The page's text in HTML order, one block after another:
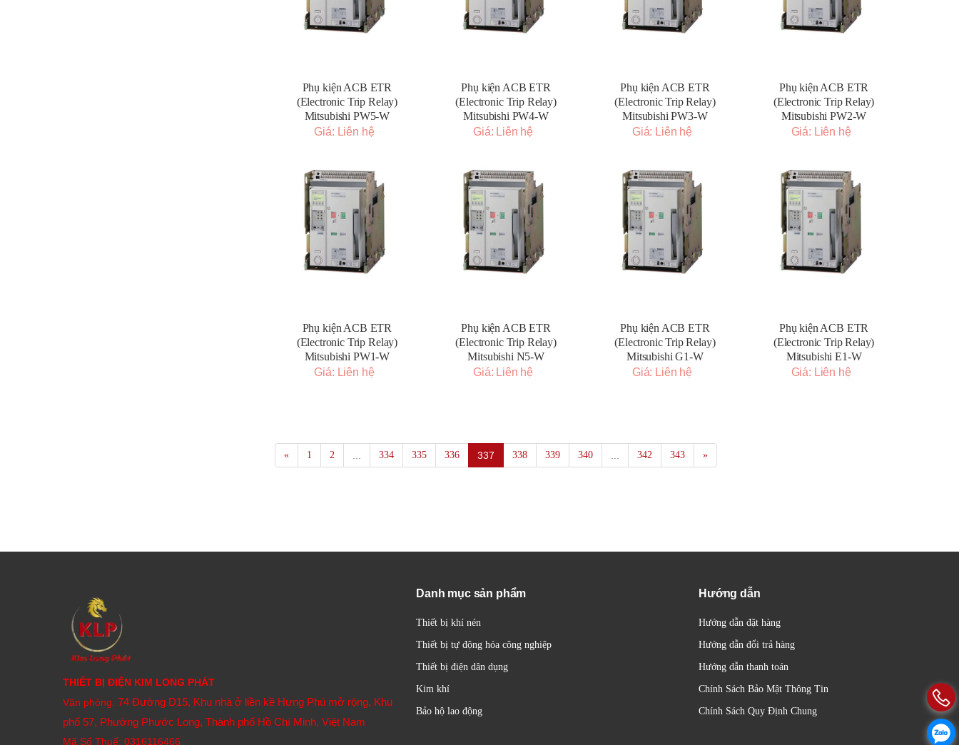
Phụ kiện ACB ETR
(Electronic Trip Relay)
Mitsubishi PW5-W
Giá: Liên hệ
Phụ kiện ACB ETR
(Electronic Trip Relay)
Mitsubishi PW4-W
Giá: Liên hệ
Phụ kiện ACB ETR
(Electronic Trip Relay)
Mitsubishi PW3-W
Giá: Liên hệ
Phụ kiện ACB ETR
(Electronic Trip Relay)
Mitsubishi PW2-W
Giá: Liên hệ
Phụ kiện ACB ETR
(Electronic Trip Relay)
Mitsubishi PW1-W
Giá: Liên hệ
Phụ kiện ACB ETR
(Electronic Trip Relay)
Mitsubishi N5-W
Giá: Liên hệ
Phụ kiện ACB ETR
(Electronic Trip Relay)
Mitsubishi G1-W
Giá: Liên hệ
Phụ kiện ACB ETR
(Electronic Trip Relay)
Mitsubishi E1-W
Giá: Liên hệ
« 1 2 334 335 336 337 338 339 340 342 343 »
THIẾT BỊ ĐIỆN KIM LONG PHÁT
Văn phòng: 74 Đường D15, Khu nhà ở liền kề Hưng Phú mở rộng, Khu
phố 57, Phường Phước Long, Thành phố Hồ Chí Minh, Việt Nam
Mã Số Thuế: 0316116466
Danh mục sản phẩm
Thiết bị khí nén
Thiết bị tự động hóa công nghiệp
Thiết bị điện dân dụng
Kim khí
Bảo hộ lao động
Hướng dẫn
Hướng dẫn đặt hàng
Hướng dẫn đổi trả hàng
Hướng dẫn thanh toán
Chính Sách Bảo Mật Thông Tin
Chính Sách Quy Định Chung